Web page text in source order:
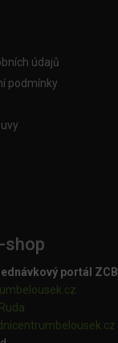
údajů
podmínky
shop
portál ZCB
cz